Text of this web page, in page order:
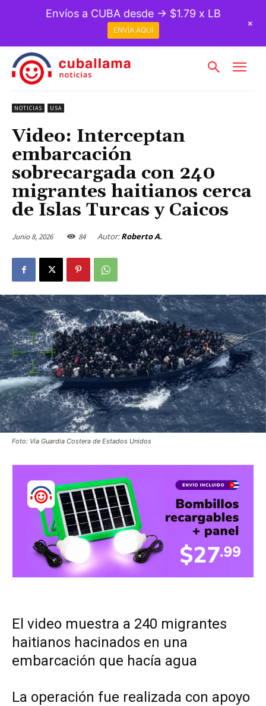
NOTICIAS USA
Video: Interceptan
embarcación
sobrecargada con 240
migrantes haitianos cerca
de Islas Turcas y Caicos
Junio 8, 2026 84 Autor: Roberto A.
Foto: Vía Guardia Costera de Estados Unidos
El video muestra a 240 migrantes
haitianos hacinados en una
embarcación que hacía agua
La operación fue realizada con apoyo
Envíos a CUBA desde → $1.79 x LB
ENVÍA AQUÍ
+